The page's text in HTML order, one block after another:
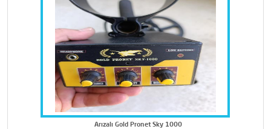
Arızalı Gold Pronet Sky 1000